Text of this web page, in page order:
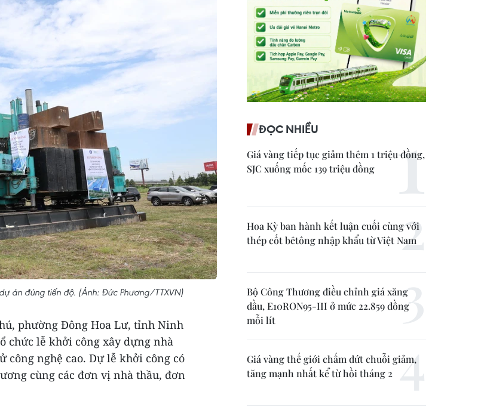
án đúng tiến độ. (Ảnh: Đức Phương/TTXVN)
phường Đông Hoa Lư, tỉnh Ninh
chức lễ khởi công xây dựng nhà
nghệ cao. Dự lễ khởi công có
cùng các đơn vị nhà thầu, đơn
ĐỌC NHIỀU
Giá vàng tiếp tục giảm thêm 1 triệu đồng,
SJC xuống mốc 139 triệu đồng
Hoa Kỳ ban hành kết luận cuối cùng với
thép cốt bêtông nhập khẩu từ Việt Nam
Bộ Công Thương điều chỉnh giá xăng
dầu, E10RON95-III ở mức 22.859 đồng
mỗi lít
Giá vàng thế giới chấm dứt chuỗi giảm,
tăng mạnh nhất kể từ hồi tháng 2